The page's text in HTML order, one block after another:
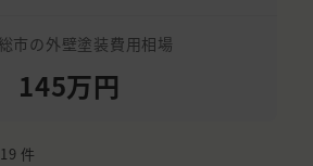
市の外壁塗装費用相場
145万円
19 件